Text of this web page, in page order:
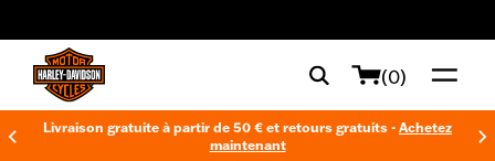
(0)
Livraison gratuite à partir de 50 € et retours gratuits - Achetez
maintenant